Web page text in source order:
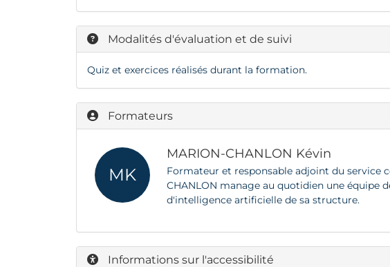
Modalités d'évaluation et de suivi
Quiz et exercices réalisés durant la formation.
Formateurs
MK
MARION-CHANLON Kévin
Formateur et responsable adjoint du service
CHANLON manage au quotidien une équipe
d'intelligence artificielle de sa structure.
Informations sur l'accessibilité